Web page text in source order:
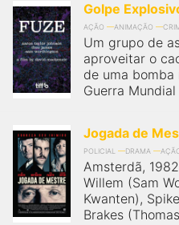
Golpe
AÇÃO ANIMAÇÃO
Um grupo de
aproveitar o
de uma bomba
Guerra Mundial
Jogada de
POLICIAL DRAMA
Amsterdã,
Willem (Sam
Kwanten),
Brakes